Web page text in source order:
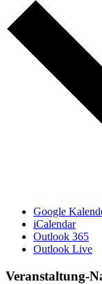
Google
iCalendar
Outlook 365
Outlook Live
Veranstaltung-